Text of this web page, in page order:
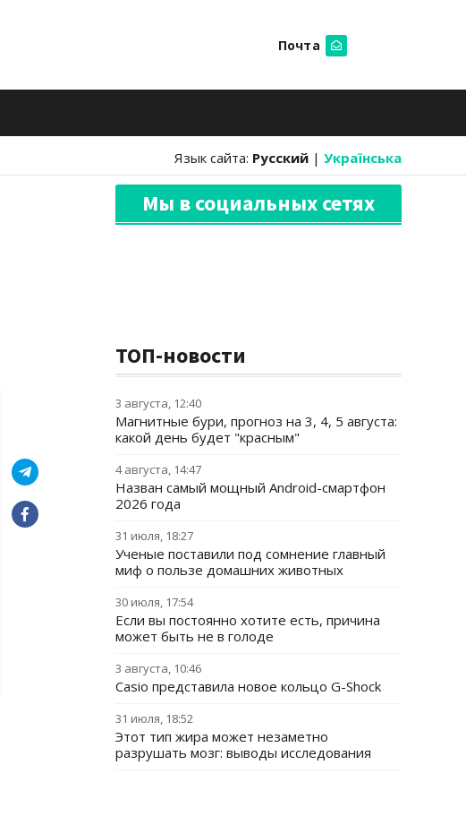
Почта
Язык сайта: Русский | Українська
Мы в социальных сетях
ТОП-новости
3 августа, 12:40
Магнитные бури, прогноз на 3, 4, 5 августа:
какой день будет "красным"
4 августа, 14:47
Назван самый мощный Android-смартфон
2026 года
31 июля, 18:27
Ученые поставили под сомнение главный
миф о пользе домашних животных
30 июля, 17:54
Если вы постоянно хотите есть, причина
может быть не в голоде
3 августа, 10:46
Casio представила новое кольцо G-Shock
31 июля, 18:52
Этот тип жира может незаметно
разрушать мозг: выводы исследования